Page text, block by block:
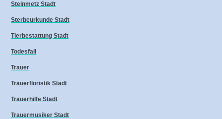
Steinmetz Stadt
Sterbeurkunde Stadt
Tierbestattung Stadt
Todesfall
Trauer
Trauerfloristik Stadt
Trauerhilfe Stadt
Trauermusiker Stadt